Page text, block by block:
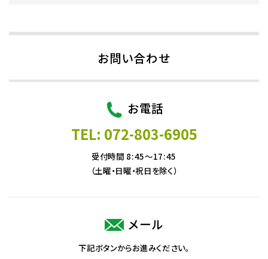
お問い合わせ
お電話
TEL: 072-803-6905
受付時間 8:45～17:45
（土曜・日曜・祝日を除く）
メール
下記ボタンからお進みください。